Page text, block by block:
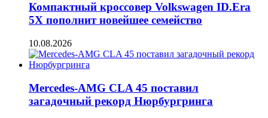
Компактный кроссовер Volkswagen ID.Era
5X пополнит новейшее семейство
10.08.2026
Mercedes-AMG CLA 45 поставил
загадочный рекорд Нюрбургринга